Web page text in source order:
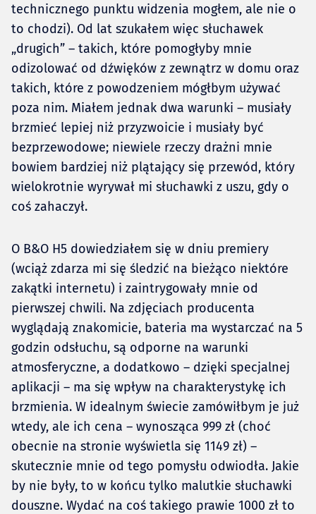
technicznego punktu widzenia mogłem, ale nie o
to chodzi). Od lat szukałem więc słuchawek
„drugich” – takich, które pomogłyby mnie
odizolować od dźwięków z zewnątrz w domu oraz
takich, które z powodzeniem mógłbym używać
poza nim. Miałem jednak dwa warunki – musiały
brzmieć lepiej niż przyzwoicie i musiały być
bezprzewodowe; niewiele rzeczy drażni mnie
bowiem bardziej niż plątający się przewód, który
wielokrotnie wyrywał mi słuchawki z uszu, gdy o
coś zahaczył.
O B&O H5 dowiedziałem się w dniu premiery
(wciąż zdarza mi się śledzić na bieżąco niektóre
zakątki internetu) i zaintrygowały mnie od
pierwszej chwili. Na zdjęciach producenta
wyglądają znakomicie, bateria ma wystarczać na 5
godzin odsłuchu, są odporne na warunki
atmosferyczne, a dodatkowo – dzięki specjalnej
aplikacji – ma się wpływ na charakterystykę ich
brzmienia. W idealnym świecie zamówiłbym je już
wtedy, ale ich cena – wynosząca 999 zł (choć
obecnie na stronie wyświetla się 1149 zł) –
skutecznie mnie od tego pomysłu odwiodła. Jakie
by nie były, to w końcu tylko malutkie słuchawki
douszne. Wydać na coś takiego prawie 1000 zł to